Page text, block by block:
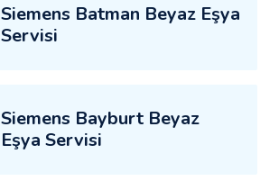
Siemens Batman Beyaz Eşya
Servisi
Siemens Bayburt Beyaz
Eşya Servisi